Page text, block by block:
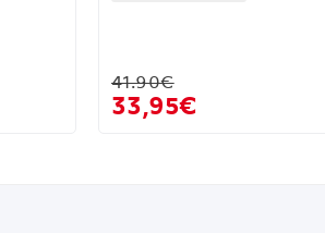
41.90€
33,95€